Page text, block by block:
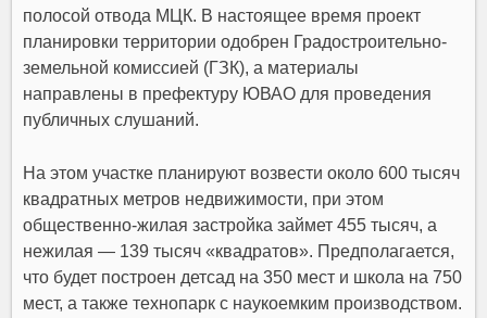
полосой отвода МЦК. В настоящее время проект
планировки территории одобрен Градостроительно-
земельной комиссией (ГЗК), а материалы
направлены в префектуру ЮВАО для проведения
публичных слушаний.
На этом участке планируют возвести около 600 тысяч
квадратных метров недвижимости, при этом
общественно-жилая застройка займет 455 тысяч, а
нежилая — 139 тысяч «квадратов». Предполагается,
что будет построен детсад на 350 мест и школа на 750
мест, а также технопарк с наукоемким производством.